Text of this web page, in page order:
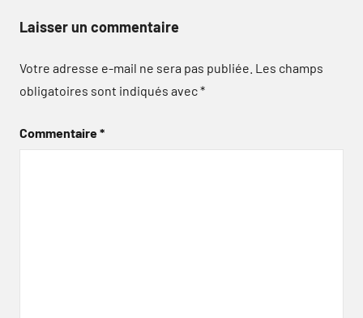
Laisser un commentaire
Votre adresse e-mail ne sera pas publiée. Les champs
obligatoires sont indiqués avec*
Commentaire*